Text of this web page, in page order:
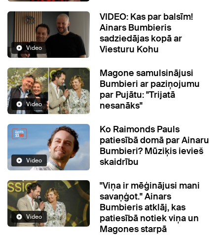
Video
VIDEO: Kas par balsīm!
Ainars Bumbieris
sadziedājas kopā ar
Viesturu Kohu
Video
Magone samulsinājusi
Bumbieri ar paziņojumu
par Pujātu: "Trijatā
nesanāks"
Video
Ko Raimonds Pauls
patiesībā domā par Ainaru
Bumbieri? Mūziķis ievieš
skaidrību
Video
"Viņa ir mēģinājusi mani
savaņģot." Ainars
Bumbieris atklāj, kas
patiesībā notiek viņa un
Magones starpā